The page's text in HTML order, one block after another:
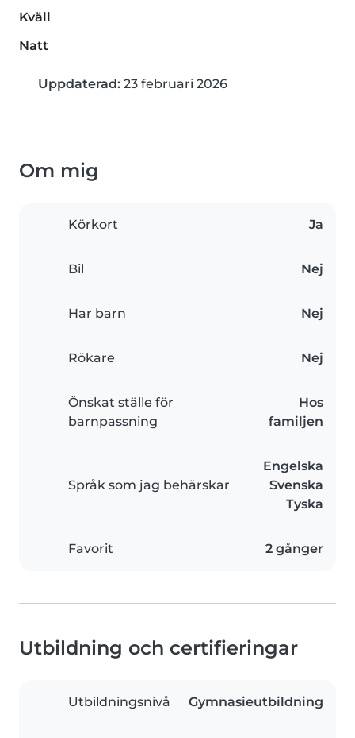
Kväll
Natt
Uppdaterad: 23 februari 2026
Om mig
Körkort Ja
Bil Nej
Har barn Nej
Rökare Nej
Önskat ställe för
barnpassning
Hos
familjen
Språk som jag behärskar
Engelska
Svenska
Tyska
Favorit 2 gånger
Utbildning och certifieringar
Utbildningsnivå Gymnasieutbildning